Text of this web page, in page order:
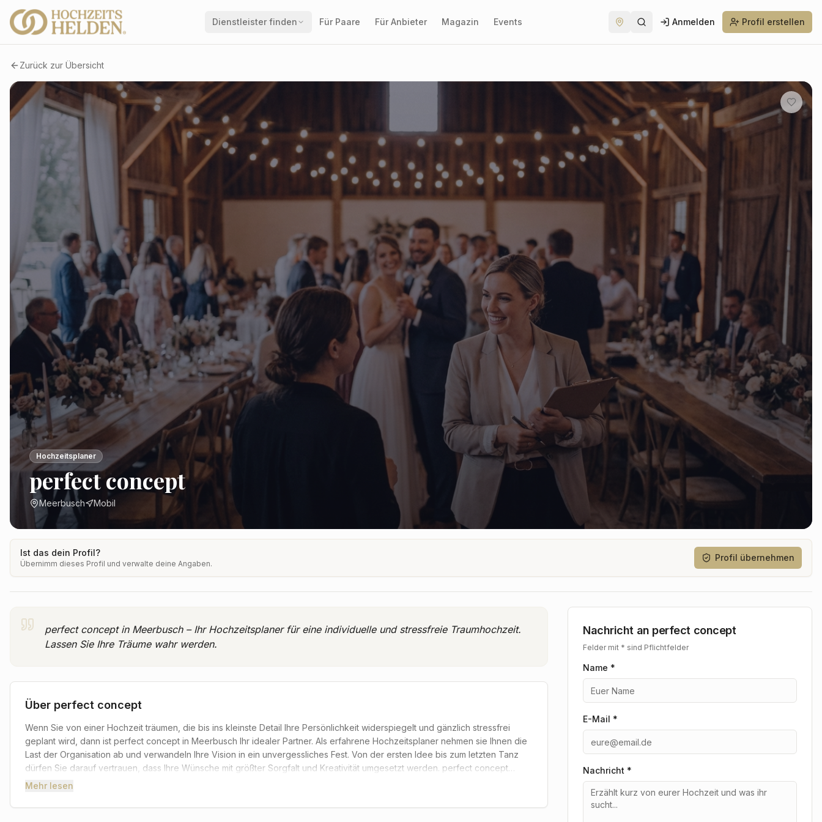
Dienstleister finden Für Paare Für Anbieter Magazin Events Anmelden Profil erstellen
Zurück zur Übersicht
Hochzeitsplaner
perfect concept
Meerbusch Mobil
Ist das dein Profil?
Übernimm dieses Profil und verwalte deine Angaben.
Profil übernehmen
perfect concept in Meerbusch – Ihr Hochzeitsplaner für eine individuelle und stressfreie Traumhochzeit.
Lassen Sie Ihre Träume wahr werden.
Über perfect concept
Wenn Sie von einer Hochzeit träumen, die bis ins kleinste Detail Ihre Persönlichkeit widerspiegelt und gänzlich stressfrei
geplant wird, dann ist perfect concept in Meerbusch Ihr idealer Partner. Als erfahrene Hochzeitsplaner nehmen sie Ihnen die
Last der Organisation ab und verwandeln Ihre Vision in ein unvergessliches Fest. Von der ersten Idee bis zum letzten Tanz
dürfen Sie darauf vertrauen, dass Ihre Wünsche mit größter Sorgfalt und Kreativität umgesetzt werden. perfect concept
versteht es, die Einzigartigkeit jedes Paares zu erfassen und daraus ein individuelles Hochzeitskonzept zu entwickeln, das
Mehr lesen
Nachricht an perfect concept
Felder mit * sind Pflichtfelder
Name *
E-Mail *
Nachricht *